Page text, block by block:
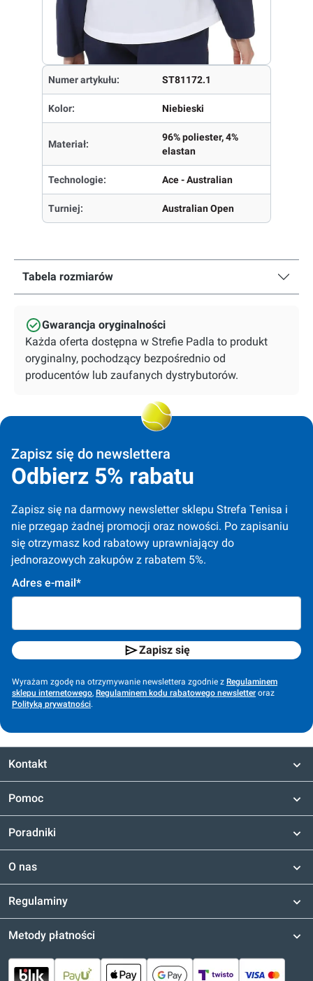
Numer artykułu: ST81172.1
Kolor: Niebieski
Materiał:
96% poliester, 4%
elastan
Technologie: Ace - Australian
Turniej: Australian Open
Tabela rozmiarów
Gwarancja oryginalności
Każda oferta dostępna w Strefie Padla to produkt
oryginalny, pochodzący bezpośrednio od
producentów lub zaufanych dystrybutorów.
Zapisz się do newslettera
Odbierz 5% rabatu
Zapisz się na darmowy newsletter sklepu Strefa Tenisa i
nie przegap żadnej promocji oraz nowości. Po zapisaniu
się otrzymasz kod rabatowy uprawniający do
jednorazowych zakupów z rabatem 5%.
Adres e-mail*
Zapisz się
Wyrażam zgodę na otrzymywanie newslettera zgodnie z Regulaminem
sklepu internetowego, Regulaminem kodu rabatowego newsletter oraz
Polityką prywatności.
Kontakt
Pomoc
Poradniki
O nas
Regulaminy
Metody płatności